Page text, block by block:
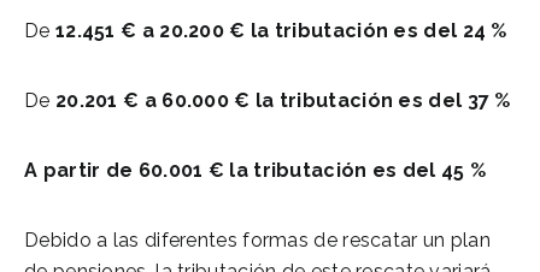
De 12.451 € a 20.200 € la tributación es del 24 %
De 20.201 € a 60.000 € la tributación es del 37 %
A partir de 60.001 € la tributación es del 45 %
Debido a las diferentes formas de rescatar un plan